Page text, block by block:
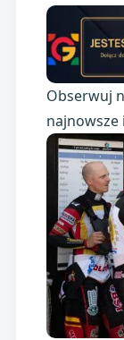
Obserwuj
najnowsze